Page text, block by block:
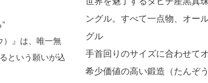
ングル。すべて一点物、オー
グル
手首回りのサイズに合わせて
希少価値の高い鍛造（たんぞ
）』は、唯一無
という願いが込